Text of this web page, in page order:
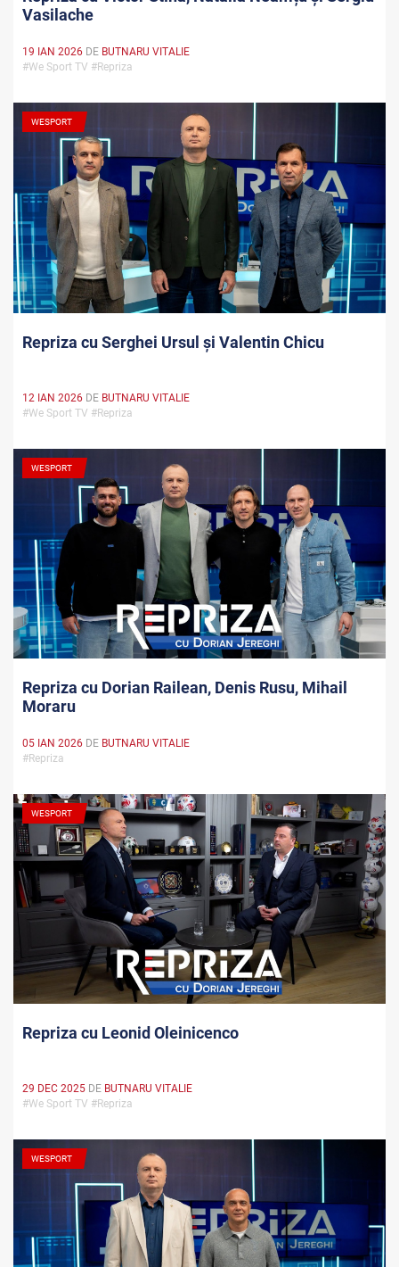
Vasilache
19 IAN 2026 DE BUTNARU VITALIE
#We Sport TV #Repriza
WESPORT
Repriza cu Serghei Ursul și Valentin Chicu
12 IAN 2026 DE BUTNARU VITALIE
#We Sport TV #Repriza
WESPORT
Repriza cu Dorian Railean, Denis Rusu, Mihail
Moraru
05 IAN 2026 DE BUTNARU VITALIE
#Repriza
WESPORT
Repriza cu Leonid Oleinicenco
29 DEC 2025 DE BUTNARU VITALIE
#We Sport TV #Repriza
WESPORT